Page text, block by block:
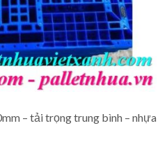
– tải trọng trung bình – nhựa